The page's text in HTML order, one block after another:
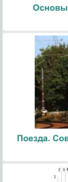
Основы
Поезда.